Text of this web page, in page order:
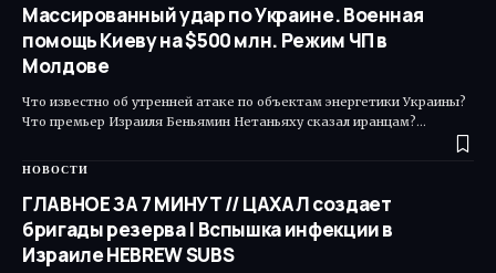
Массированный удар по Украине. Военная
помощь Киеву на $500 млн. Режим ЧП в
Молдове
Что известно об утренней атаке по объектам энергетики Украины?
Что премьер Израиля Беньямин Нетаньяху сказал иранцам?…
НОВОСТИ
ГЛАВНОЕ ЗА 7 МИНУТ // ЦАХАЛ создает
бригады резерва | Вспышка инфекции в
Израиле HEBREW SUBS